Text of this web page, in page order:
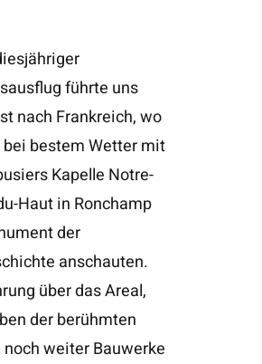
führte uns
nach Frankreich, wo
bestem Wetter mit
Kapelle Notre-
Haut in Ronchamp
der
anschauten.
über das Areal,
der berühmten
noch weiter Bauwerke